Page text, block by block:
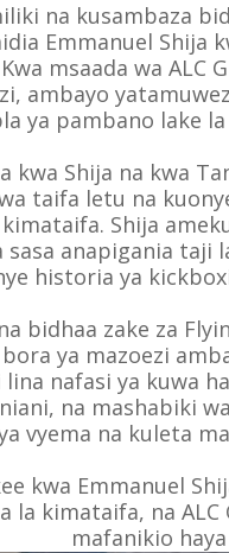
na kusambaza
Emmanuel Shija
msaada wa ALC
ambayo
ya pambano lake
kwa Shija na kwa
taifa letu na
Shija
anapigania taji
historia ya
bidhaa zake za
ya mazoezi
nafasi ya kuwa
na mashabiki
vyema na kuleta
kwa Emmanuel
la kimataifa, na
mafanikio haya